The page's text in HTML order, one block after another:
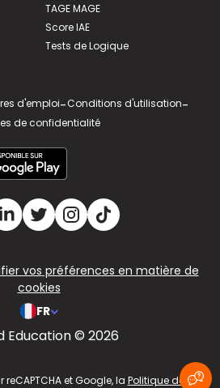
TAGE MAGE
Score IAE
Tests de Logique
d'emploi-Conditions d'utilisation-
de confidentialité
vos préférences en matière de
cookies
FR
Education © 2026
et Google, la Politique de